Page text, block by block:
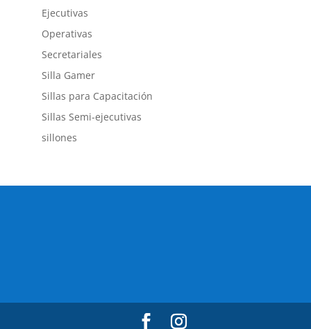
Ejecutivas
Operativas
Secretariales
Silla Gamer
Sillas para Capacitación
Sillas Semi-ejecutivas
sillones